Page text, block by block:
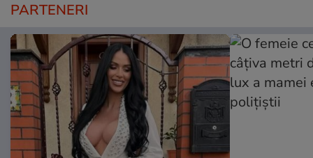
PARTENERI